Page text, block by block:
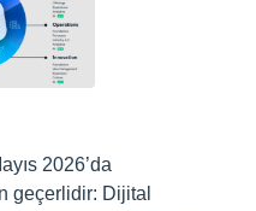
2026’da
geçerlidir: Dijital